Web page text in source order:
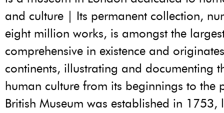
and culture | Its permanent collection,
eight million works, is amongst the
comprehensive in existence and
continents, illustrating and documenting
human culture from its beginnings to the
British Museum was established in 1753,